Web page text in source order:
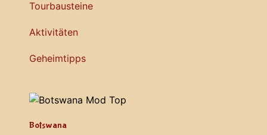
Tourbausteine
Aktivitäten
Geheimtipps
Botswana